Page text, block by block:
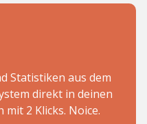
Statistiken aus dem
direkt in deinen
2 Klicks. Noice.